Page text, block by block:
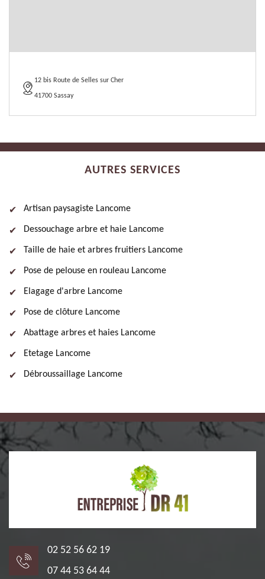
12 bis Route de Selles sur Cher
41700 Sassay
AUTRES SERVICES
Artisan paysagiste Lancome
Dessouchage arbre et haie Lancome
Taille de haie et arbres fruitiers Lancome
Pose de pelouse en rouleau Lancome
Elagage d'arbre Lancome
Pose de clôture Lancome
Abattage arbres et haies Lancome
Etetage Lancome
Débroussaillage Lancome
02 52 56 62 19
07 44 53 64 44